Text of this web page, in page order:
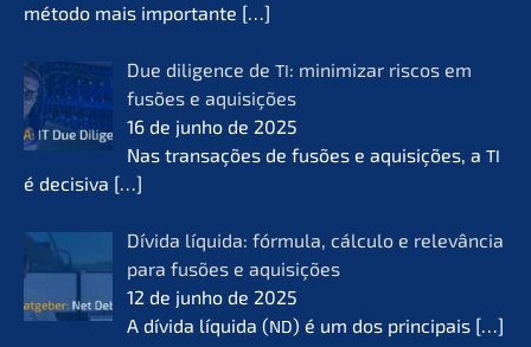
método mais importan­te […]
Due diligence de TI: minimi­zar riscos em
fusões e aquisi­ções
16 de junho de 2025
Nas transa­ções de fusões e aquisi­ções, a TI
é decisi­va […]
Dívida líqui­da: fórmu­la, cálcu­lo e relevân­cia
para fusões e aquisi­ções
12 de junho de 2025
A dívida líqui­da (ND) é um dos princi­pais […]